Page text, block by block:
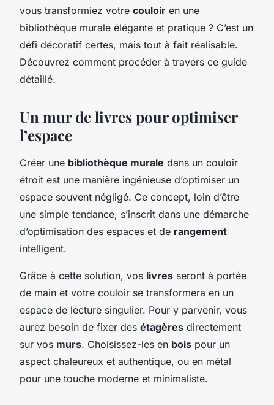
vous transformiez votre couloir en une
bibliothèque murale élégante et pratique ? C’est un
défi décoratif certes, mais tout à fait réalisable.
Découvrez comment procéder à travers ce guide
détaillé.
Un mur de livres pour optimiser
l’espace
Créer une bibliothèque murale dans un couloir
étroit est une manière ingénieuse d’optimiser un
espace souvent négligé. Ce concept, loin d’être
une simple tendance, s’inscrit dans une démarche
d’optimisation des espaces et de rangement
intelligent.
Grâce à cette solution, vos livres seront à portée
de main et votre couloir se transformera en un
espace de lecture singulier. Pour y parvenir, vous
aurez besoin de fixer des étagères directement
sur vos murs. Choisissez-les en bois pour un
aspect chaleureux et authentique, ou en métal
pour une touche moderne et minimaliste.